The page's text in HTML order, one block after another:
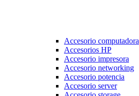
Accesorio computadora
Accesorios HP
Accesorio impresora
Accesorio networking
Accesorio potencia
Accesorio server